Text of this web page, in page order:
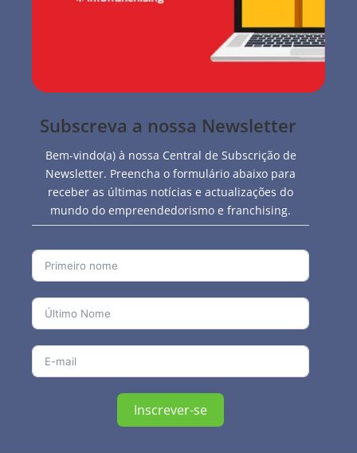
Subscreva a nossa Newsletter
Bem-vindo(a) à nossa Central de Subscrição de
Newsletter. Preencha o formulário abaixo para
receber as últimas notícias e actualizações do
mundo do empreendedorismo e franchising.
Inscrever-se